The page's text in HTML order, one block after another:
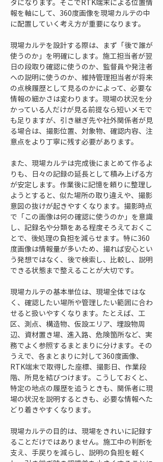
タになります。そこでRTK端末による位置情
報を軸にして、360度画像を現場カルテの中
に配置していく考え方が重要になります。
現場カルテを設計する際は、まず「後で誰が
使うのか」を明確にします。施工担当者が翌
日の段取り確認に使うのか、監督員や発注者
への説明に使うのか、維持管理担当者が将来
の点検履歴として見るのかによって、必要な
情報の細かさは変わります。現場の状況を分
かっている人だけが見る前提なら短いメモで
も足りますが、引き継ぎ先や社外関係者が見
る場合は、撮影位置、対象物、確認内容、注
意点をより丁寧に残す必要があります。
また、現場カルテは完成後にまとめて作るよ
りも、日々の記録の延長として積み上げる方
が安定します。作業後に記憶を頼りに整理し
ようとすると、似た場所の取り違えや、撮影
意図の抜けが起きやすくなります。撮影時点
で「この画像は何の確認に使うのか」を意識
し、記録名や分類をある程度そろえておくこ
とで、後処理の負担を減らせます。特に360
度画像は情報量が多いため、撮れば安心とい
う発想ではなく、後で検索し、比較し、説明
できる状態まで整えることが大切です。
現場カルテの基本単位は、現場全体ではな
く、確認したい場所や管理したい範囲に合わ
せると扱いやすくなります。たとえば、工
区、測点、構造物、仮設エリア、埋設物周
辺、資材置き場、進入路、危険箇所など、実
務でよく参照するまとまりに分けます。その
うえで、各まとまりに対して360度画像、
RTK端末で取得した座標、撮影日、作業段
階、所見を結びつけます。こうしておくと、
特定の地点の履歴を追うときも、関係者に現
場の状況を説明するときも、必要な情報へた
どり着きやすくなります。
現場カルテの目的は、現場をきれいに記録す
ることだけではありません。施工中の判断を
支え、手戻りを減らし、説明の負担を軽く